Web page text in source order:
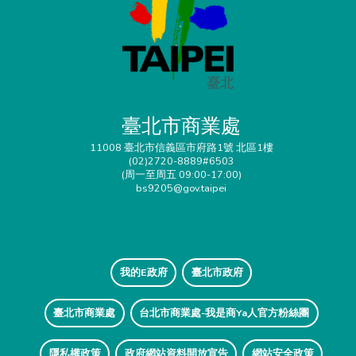
臺北市商業處
11008 臺北市信義區市府路1號 北區1樓
(02)2720-8889#6503
(周一至周五 09:00-17:00)
bs9205@gov.taipei
我的E政府 臺北市政府
臺北市商業處 台北市商業處-我是商Ya人官方粉絲團